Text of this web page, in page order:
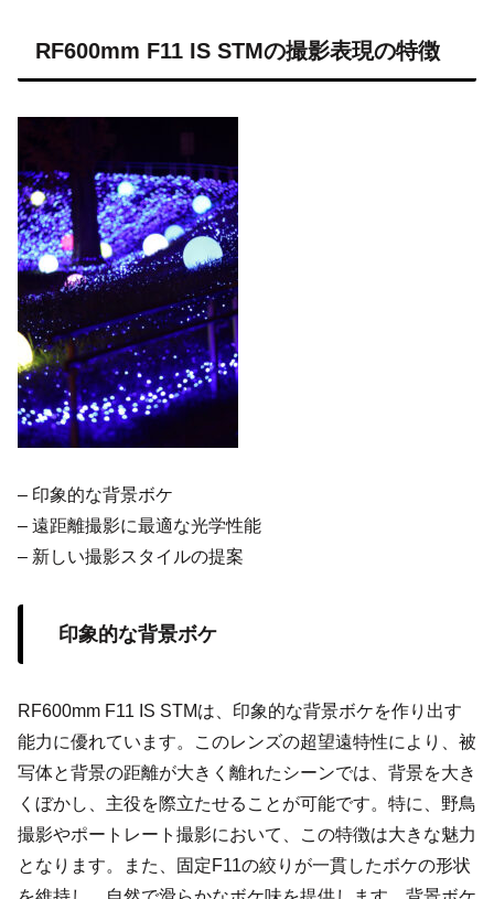
RF600mm F11 IS STMの撮影表現の特徴
– 印象的な背景ボケ
– 遠距離撮影に最適な光学性能
– 新しい撮影スタイルの提案
印象的な背景ボケ
RF600mm F11 IS STMは、印象的な背景ボケを作り出す
能力に優れています。このレンズの超望遠特性により、被
写体と背景の距離が大きく離れたシーンでは、背景を大き
くぼかし、主役を際立たせることが可能です。特に、野鳥
撮影やポートレート撮影において、この特徴は大きな魅力
となります。また、固定F11の絞りが一貫したボケの形状